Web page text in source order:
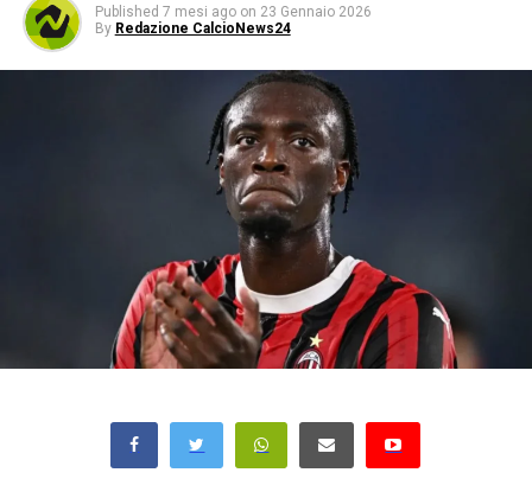
Published 7 mesi ago on 23 Gennaio 2026
By Redazione CalcioNews24